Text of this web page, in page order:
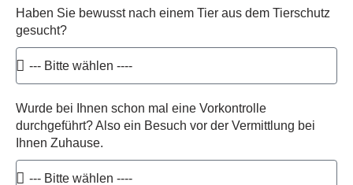
Haben Sie bewusst nach einem Tier aus dem Tierschutz
gesucht?
Wurde bei Ihnen schon mal eine Vorkontrolle
durchgeführt? Also ein Besuch vor der Vermittlung bei
Ihnen Zuhause.